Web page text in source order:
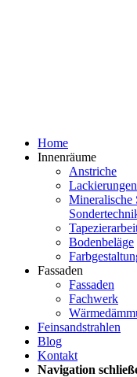
Home
Innenräume
Anstriche
Lackierungen
Mineralische
Bodenbeläge
Fassaden
Fassaden
Fachwerk
Feinsandstrahlen
Blog
Kontakt
Navigation